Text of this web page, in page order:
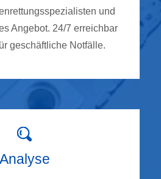
und
Angebot. 24/7 erreichbar
geschäftliche Notfälle.
Analyse